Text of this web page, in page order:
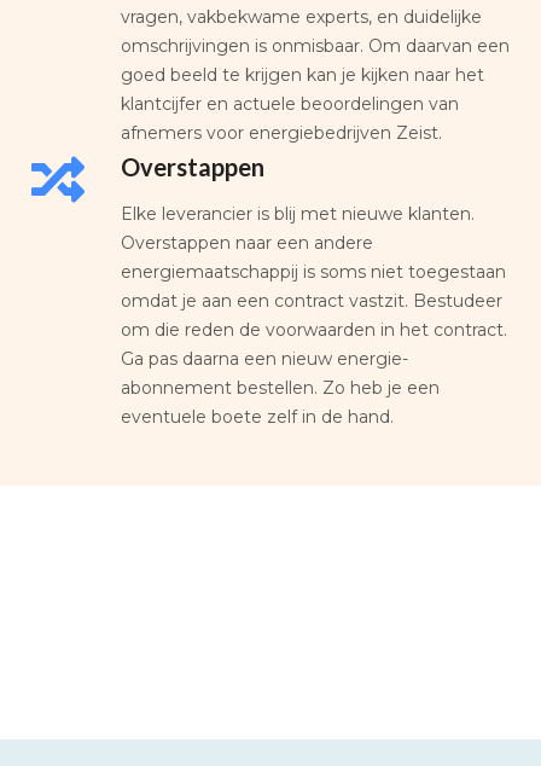
vragen, vakbekwame experts, en duidelijke
omschrijvingen is onmisbaar. Om daarvan een
goed beeld te krijgen kan je kijken naar het
klantcijfer en actuele beoordelingen van
afnemers voor energiebedrijven Zeist.
Overstappen
Elke leverancier is blij met nieuwe klanten.
Overstappen naar een andere
energiemaatschappij is soms niet toegestaan
omdat je aan een contract vastzit. Bestudeer
om die reden de voorwaarden in het contract.
Ga pas daarna een nieuw energie-
abonnement bestellen. Zo heb je een
eventuele boete zelf in de hand.